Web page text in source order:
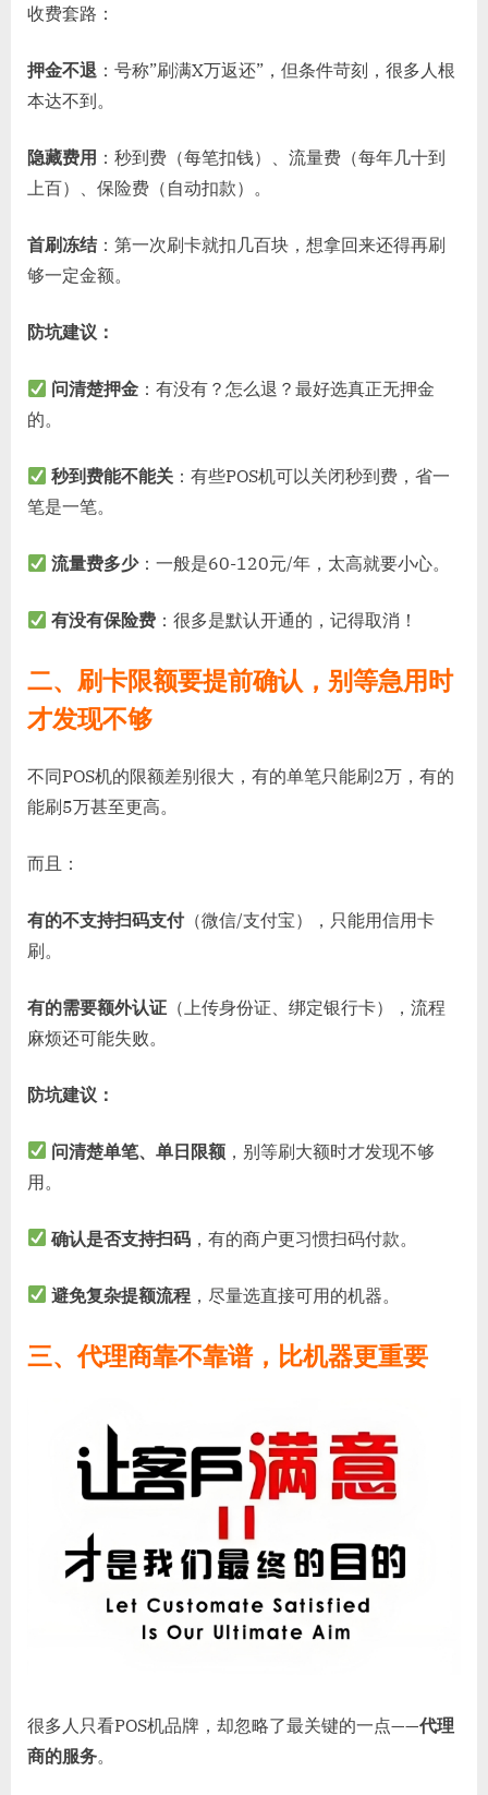
收费套路：
押金不退 ：号称”刷满X万返还”，但条件苛刻，很多人根
本达不到。
隐藏费用 ：秒到费（每笔扣钱）、流量费（每年几十到
上百）、保险费（自动扣款）。
首刷冻结：第一次刷卡就扣几百块，想拿回来还得再刷
够一定金额。
防坑建议：
问清楚押金 ：有没有？怎么退？最好选真正无押金
的。
秒到费能不能关 ：有些POS机可以关闭秒到费，省一
笔是一笔。
流量费多少：一般是60-120元/年，太高就要小心。
有没有保险费 ：很多是默认开通的，记得取消！
二、刷卡限额要提前确认，别等急用时
才发现不够
不同POS机的限额差别很大，有的单笔只能刷2万，有的
能刷5万甚至更高。
而且：
有的不支持扫码支付（微信/支付宝），只能用信用卡
刷。
有的需要额外认证 （上传身份证、绑定银行卡），流程
麻烦还可能失败。
防坑建议：
问清楚单笔、单日限额 ，别等刷大额时才发现不够
用。
确认是否支持扫码 ，有的商户更习惯扫码付款。
避免复杂提额流程 ，尽量选直接可用的机器。
三、代理商靠不靠谱，比机器更重要
很多人只看POS机品牌，却忽略了最关键的一点——代理
商的服务。